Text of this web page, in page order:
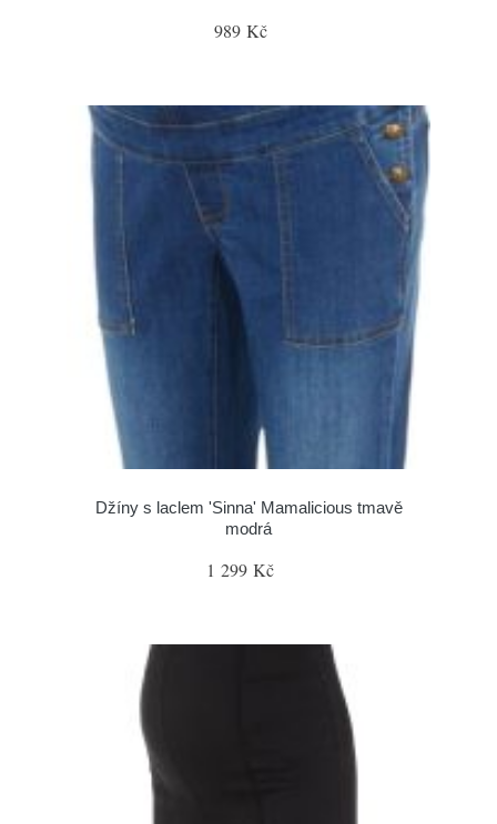
989 Kč
Džíny s laclem 'Sinna' Mamalicious tmavě
modrá
1 299 Kč